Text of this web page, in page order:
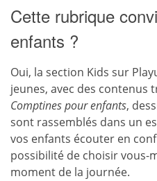
Cette rubrique
enfants ?
Oui, la section Kids sur
jeunes, avec des contenus
Comptines pour enfants,
sont rassemblés dans un
vos enfants écouter en
possibilité de choisir vous-
moment de la journée.